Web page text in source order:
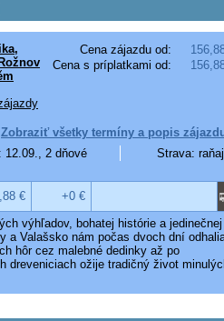
Cena zájazdu od:
Cena s príplatkami od:
,
Rožnov
Zobraziť všetky termíny a popis
12.09., 2 dňové Strava:
€
+0 €
výhľadov, bohatej histórie a jedinečnej
a Valašsko nám počas dvoch dní
hôr cez malebné dedinky až po
dreveniciach ožije tradičný život